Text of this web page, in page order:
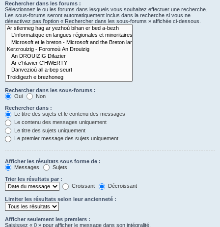
Rechercher dans les forums :
Sélectionnez le ou les forums dans lesquels vous souhaitez effectuer une recherche.
Les sous-forums seront automatiquement inclus dans la recherche si vous ne
désactivez pas l’option « Rechercher dans les sous-forums » affichée ci-dessous.
Rechercher dans les sous-forums :
Oui
Non
Rechercher dans :
Le titre des sujets et le contenu des messages
Le contenu des messages uniquement
Le titre des sujets uniquement
Le premier message des sujets uniquement
Afficher les résultats sous forme de :
Messages
Sujets
Trier les résultats par :
Croissant
Décroissant
Limiter les résultats selon leur ancienneté :
Afficher seulement les premiers :
Saisissez « 0 » pour afficher le message dans son intégralité.